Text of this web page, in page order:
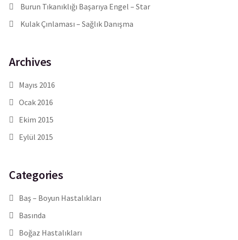
Burun Tıkanıklığı Başarıya Engel – Star
Kulak Çınlaması – Sağlık Danışma
Archives
Mayıs 2016
Ocak 2016
Ekim 2015
Eylül 2015
Categories
Baş – Boyun Hastalıkları
Basında
Boğaz Hastalıkları